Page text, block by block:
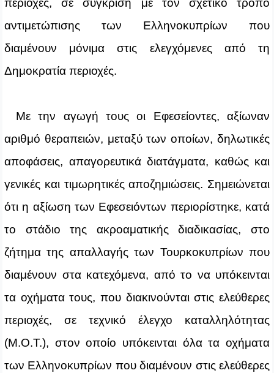
περιοχές, σε σύγκριση με τον σχετικό τρόπο
αντιμετώπισης των Ελληνοκυπρίων που
διαμένουν μόνιμα στις ελεγχόμενες από τη
Δημοκρατία περιοχές.
Με την αγωγή τους οι Εφεσείοντες, αξίωναν
αριθμό θεραπειών, μεταξύ των οποίων, δηλωτικές
αποφάσεις, απαγορευτικά διατάγματα, καθώς και
γενικές και τιμωρητικές αποζημιώσεις. Σημειώνεται
ότι η αξίωση των Εφεσειόντων περιορίστηκε, κατά
το στάδιο της ακροαματικής διαδικασίας, στο
ζήτημα της απαλλαγής των Τουρκοκυπρίων που
διαμένουν στα κατεχόμενα, από το να υπόκεινται
τα οχήματα τους, που διακινούνται στις ελεύθερες
περιοχές, σε τεχνικό έλεγχο καταλληλότητας
(Μ.Ο.Τ.), στον οποίο υπόκεινται όλα τα οχήματα
των Ελληνοκυπρίων που διαμένουν στις ελεύθερες